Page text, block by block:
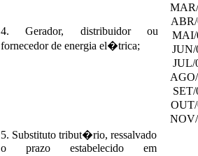
4. Gerador, distribuidor ou
fornecedor de energia el�trica;
MAI/
JUN/
JUL/
SET/
5. Substituto tribut�rio, ressalvado
o prazo estabelecido em